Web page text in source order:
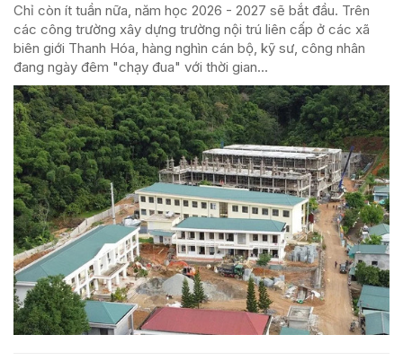
Chỉ còn ít tuần nữa, năm học 2026 - 2027 sẽ bắt đầu. Trên
các công trường xây dựng trường nội trú liên cấp ở các xã
biên giới Thanh Hóa, hàng nghìn cán bộ, kỹ sư, công nhân
đang ngày đêm "chạy đua" với thời gian...